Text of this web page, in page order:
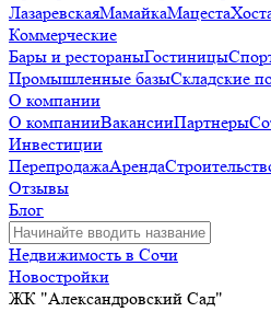
ЛазаревскаяМамайкаМацеста
Коммерческие
Бары и рестораныГостиницы
Промышленные базыСкладские
О компании
О компанииВакансииПартнеры
Инвестиции
ПерепродажаАренда
Отзывы
Блог
Недвижимость в Сочи
Новостройки
ЖК "Александровский Сад"